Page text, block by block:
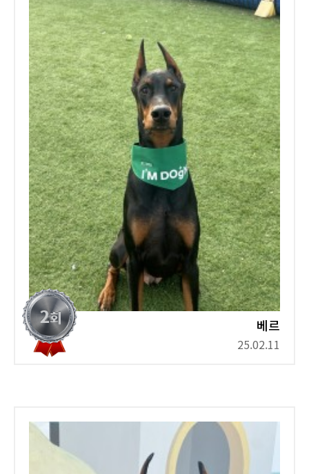
베르
25.02.11